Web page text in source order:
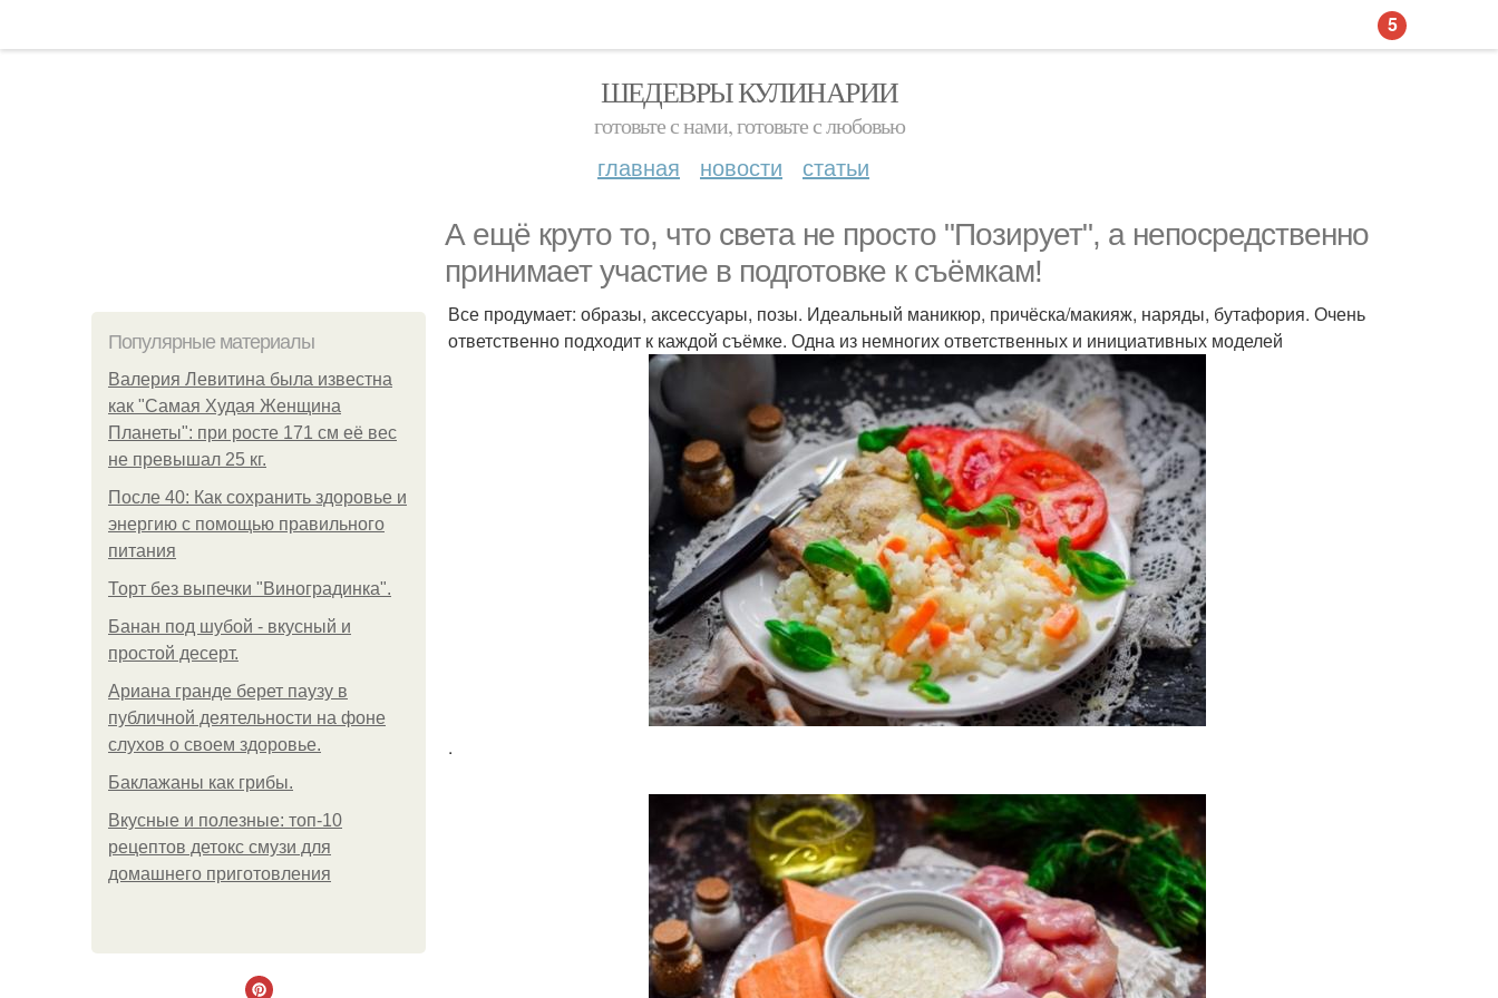
ШЕДЕВРЫ КУЛИНАРИИ
готовьте с нами, готовьте с любовью
главная новости статьи
А ещё круто то, что света не просто "Позирует", а непосредственно
принимает участие в подготовке к съёмкам!
Популярные материалы
Валерия Левитина была известна
как "Самая Худая Женщина
Планеты": при росте 171 см её вес
не превышал 25 кг.
После 40: Как сохранить здоровье и
энергию с помощью правильного
питания
Торт без выпечки "Виноградинка".
Банан под шубой - вкусный и
простой десерт.
Ариана гранде берет паузу в
публичной деятельности на фоне
слухов о своем здоровье.
Баклажаны как грибы.
Вкусные и полезные: топ-10
рецептов детокс смузи для
домашнего приготовления
Все продумает: образы, аксессуары, позы. Идеальный маникюр, причёска/макияж, наряды, бутафория. Очень
ответственно подходит к каждой съёмке. Одна из немногих ответственных и инициативных моделей
.
5